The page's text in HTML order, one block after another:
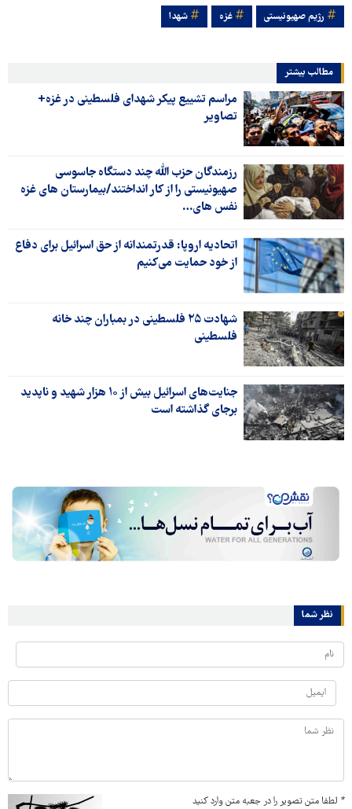
رژیم صهیونیستی غزه شهدا
مطالب بیشتر
مراسم تشییع پیکر شهدای فلسطینی در غزه+
تصاویر
رزمندگان حزب الله چند دستگاه جاسوسی
صهیونیستی را از کار انداختند/بیمارستان های غزه
نفس های…
اتحادیه اروپا: قدرتمندانه از حق اسرائیل برای دفاع
از خود حمایت می‌کنیم
شهادت ۲۵ فلسطینی در بمباران چند خانه
فلسطینی
جنایت‌های اسرائیل بیش از ۱۰ هزار شهید و ناپدید
برجای گذاشته است
نظر شما
* لطفا متن تصویر را در جعبه متن وارد کنید